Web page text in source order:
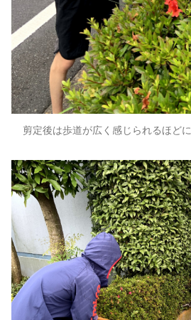
剪定後は歩道が広く感じられるほどに